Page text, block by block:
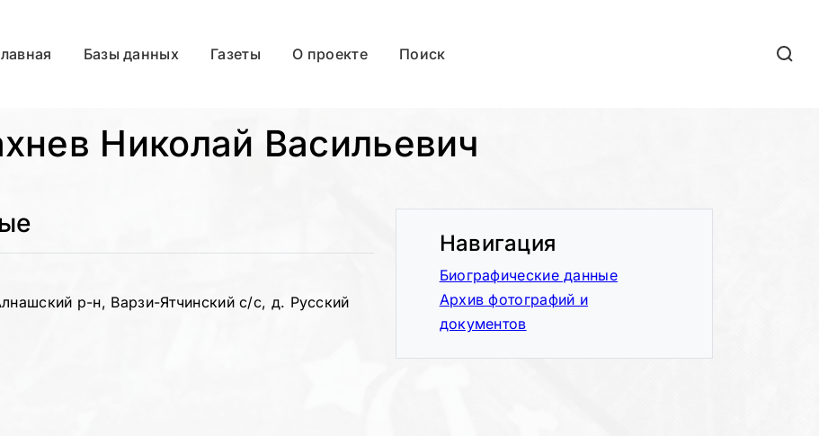
Базы данных Газеты О проекте Поиск
Николай Васильевич
р-н, Варзи-Ятчинский с/с, д. Русский
Навигация
Биографические данные
Архив фотографий и
документов